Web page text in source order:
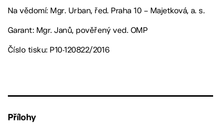
Na vědomí: Mgr. Urban, řed. Praha 10 – Majetková, a. s.
Garant: Mgr. Janů, pověřený ved. OMP
Číslo tisku: P10-120822/2016
Přílohy